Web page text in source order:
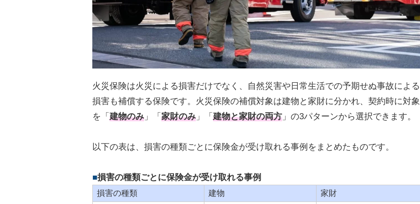
火災保険は火災による損害だけでなく、自然災害や日常生活での予期せぬ事故による
損害も補償する保険です。火災保険の補償対象は建物と家財に分かれ、契約時に対象
を「 建物のみ 」「 家財のみ 」「 建物と家財の両方 」の3パターンから選択できます。
以下の表は、損害の種類ごとに保険金が受け取れる事例をまとめたものです。
損害の種類ごとに保険金が受け取れる事例
損害の種類 建物
家財